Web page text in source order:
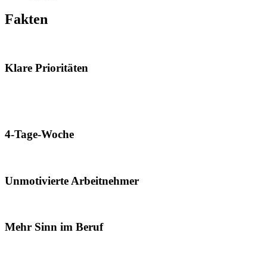
Fakten
Klare Prioritäten
4-Tage-Woche
Unmotivierte Arbeitnehmer
Mehr Sinn im Beruf